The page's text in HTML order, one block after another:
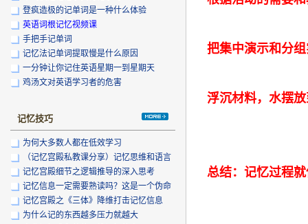
登疯造极的记单词是一种什么体验
英语词根记忆视频课
手把手记单词
记忆法记单词提取慢是什么原因
一分钟让你记住英语星期一到星期天
鸡汤文对英语学习者的危害
记忆技巧
为何大多数人都在低效学习
（记忆宫殿私教课分享）记忆思维和语言
思维
记忆宫殿细节之逻辑推导的深入思考
记忆信息一定需要熟读吗？这是一个伪命
题！
记忆宫殿之《三体》降维打击记忆信息
为什么记的东西越多压力就越大
把集中演示和分
浮沉材料，水摆
总结：记忆过程